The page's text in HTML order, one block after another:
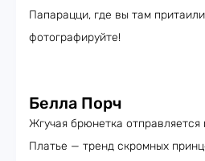
Папарацци, где вы там
фотографируйте!
Белла Порч
Жгучая брюнетка отправляется
Платье — тренд скромных